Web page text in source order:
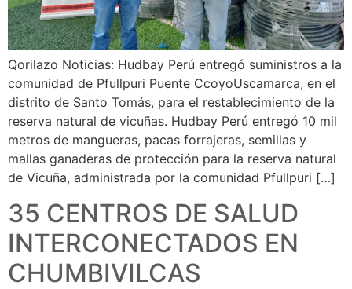
Qorilazo Noticias: Hudbay Perú entregó suministros a la
comunidad de Pfullpuri Puente CcoyoUscamarca, en el
distrito de Santo Tomás, para el restablecimiento de la
reserva natural de vicuñas. Hudbay Perú entregó 10 mil
metros de mangueras, pacas forrajeras, semillas y
mallas ganaderas de protección para la reserva natural
de Vicuña, administrada por la comunidad Pfullpuri […]
35 CENTROS DE SALUD
INTERCONECTADOS EN
CHUMBIVILCAS